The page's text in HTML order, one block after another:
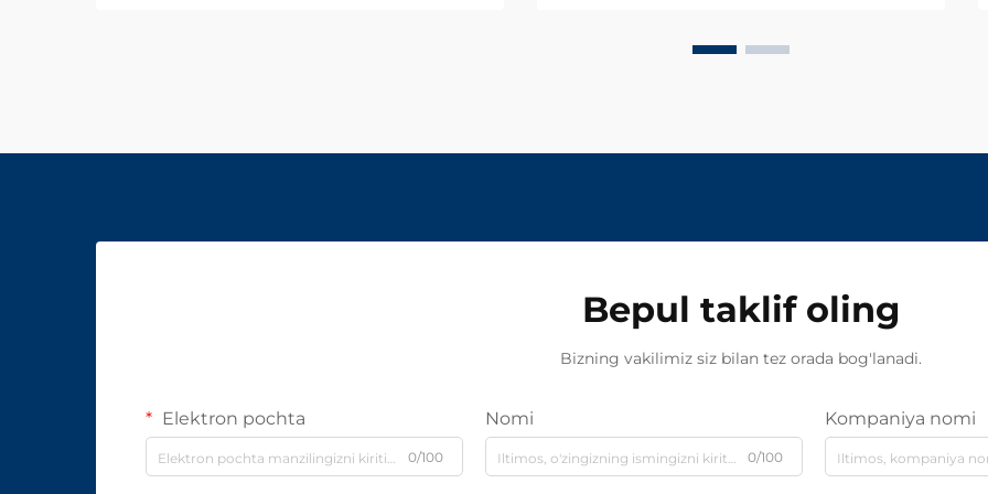
Bepul taklif oling
Bizning vakilimiz siz bilan tez orada bog'lanadi.
Elektron pochta
0/100
Nomi
0/100
Kompaniya nomi